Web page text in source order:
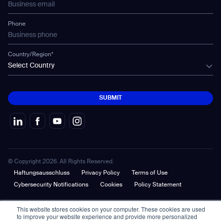
This website stores cookies on your computer. These cookies are used
to improve your website experience and provide more personalized
Gausium Leaves
Phone
Country/Region*
Select Country
SUBMIT
© Copyright 2026. All Rights Reserved.
Haftungsausschluss
Privacy Policy
Terms of Use
Cybersecurity Notifications
Cookies Policy Statement